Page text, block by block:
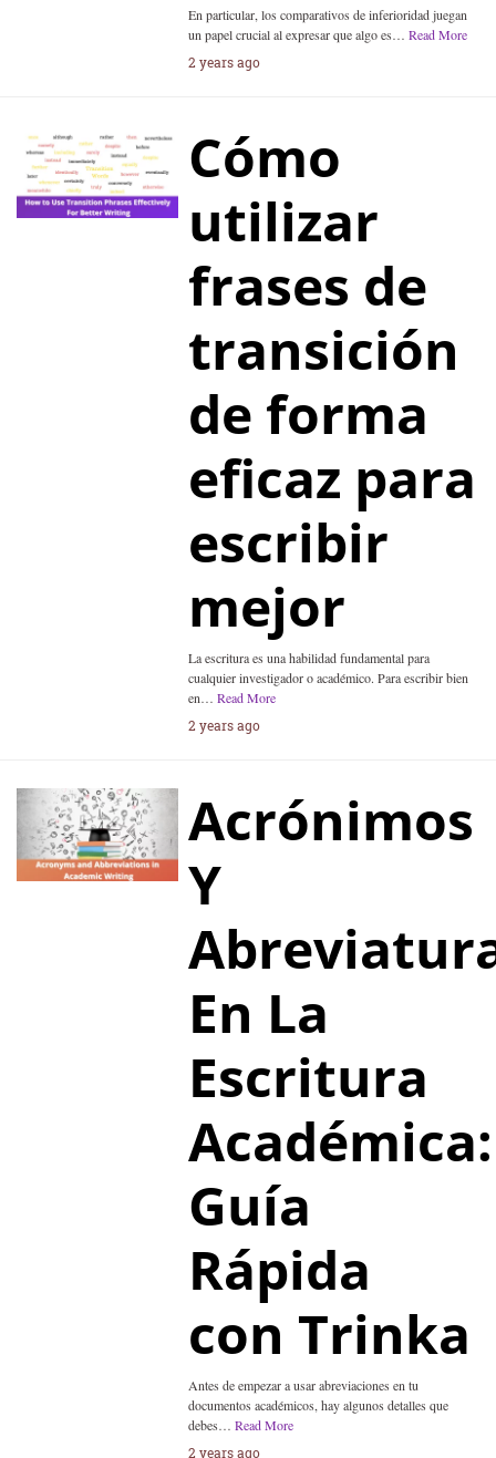
En particular, los comparativos de inferioridad juegan
un papel crucial al expresar que algo es… Read More
2 years ago
Cómo
utilizar
frases de
transición
de forma
eficaz para
escribir
mejor
La escritura es una habilidad fundamental para
cualquier investigador o académico. Para escribir bien
en… Read More
2 years ago
Acrónimos
Y
En La
Escritura
Académica:
Guía
Rápida
con Trinka
Antes de empezar a usar abreviaciones en tu
documentos académicos, hay algunos detalles que
debes… Read More
2 years ago